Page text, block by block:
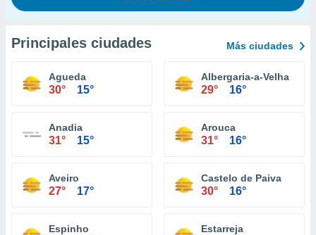
Principales ciudades Más ciudades
Agueda
30° 15°
Albergaria-a-Velha
29° 16°
Anadia
31° 15°
Arouca
31° 16°
Aveiro
27° 17°
Castelo de Paiva
30° 16°
Espinho Estarreja